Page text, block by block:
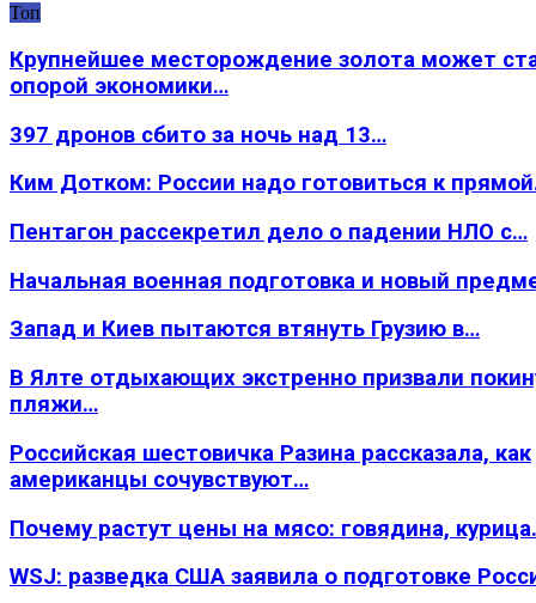
Топ
Крупнейшее месторождение золота может
опорой экономики…
397 дронов сбито за ночь над 13…
Ким Дотком: России надо готовиться к
Пентагон рассекретил дело о падении НЛО с…
Начальная военная подготовка и новый
Запад и Киев пытаются втянуть Грузию в…
В Ялте отдыхающих экстренно призвали
пляжи…
Российская шестовичка Разина рассказала, как
американцы сочувствуют…
Почему растут цены на мясо: говядина,
WSJ: разведка США заявила о подготовке